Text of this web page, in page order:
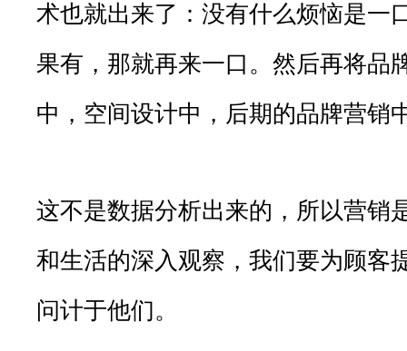
术也就出来了：没有什么烦恼是一
果有，那就再来一口。然后再将品
中，空间设计中，后期的品牌营销
这不是数据分析出来的，所以营销
和生活的深入观察，我们要为顾客
问计于他们。